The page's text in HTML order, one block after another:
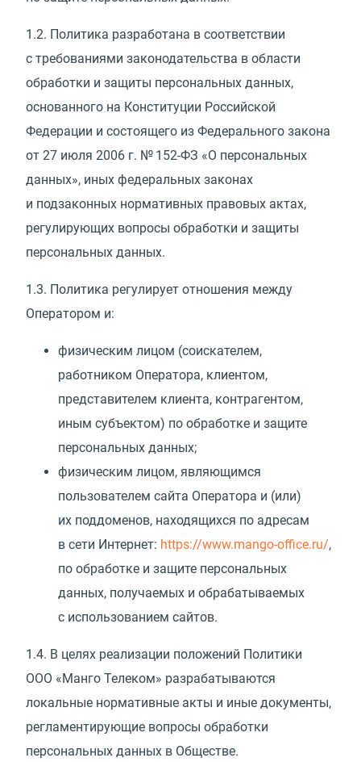
1.2. Политика разработана в соответствии
с требованиями законодательства в области
обработки и защиты персональных данных,
основанного на Конституции Российской
Федерации и состоящего из Федерального закона
от 27 июля 2006 г. № 152-ФЗ «О персональных
данных», иных федеральных законах
и подзаконных нормативных правовых актах,
регулирующих вопросы обработки и защиты
персональных данных.
1.3. Политика регулирует отношения между
Оператором и:
физическим лицом (соискателем,
работником Оператора, клиентом,
представителем клиента, контрагентом,
иным субъектом) по обработке и защите
персональных данных;
физическим лицом, являющимся
пользователем сайта Оператора и (или)
их поддоменов, находящихся по адресам
в сети Интернет: https://www.mango-office.ru/,
по обработке и защите персональных
данных, получаемых и обрабатываемых
с использованием сайтов.
1.4. В целях реализации положений Политики
ООО «Манго Телеком» разрабатываются
локальные нормативные акты и иные документы,
регламентирующие вопросы обработки
персональных данных в Обществе.